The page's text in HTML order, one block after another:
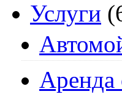
Услуги
Аренда